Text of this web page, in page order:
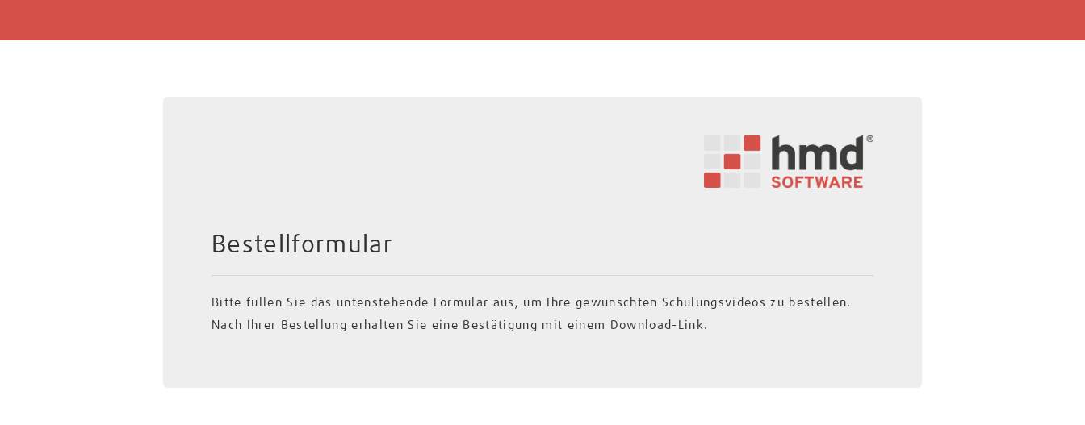
Bestellformular
Bitte füllen Sie das untenstehende Formular aus, um Ihre gewünschten Schulungsvideos zu bestellen.
Nach Ihrer Bestellung erhalten Sie eine Bestätigung mit einem Download-Link.